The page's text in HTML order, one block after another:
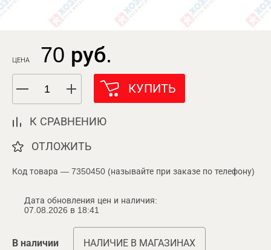
ЦЕНА 70 руб.
КУПИТЬ
К СРАВНЕНИЮ
ОТЛОЖИТЬ
Код товара — 7350450 (называйте при заказе по телефону)
Дата обновления цен и наличия:
07.08.2026 в 18:41
В наличии НАЛИЧИЕ В МАГАЗИНАХ